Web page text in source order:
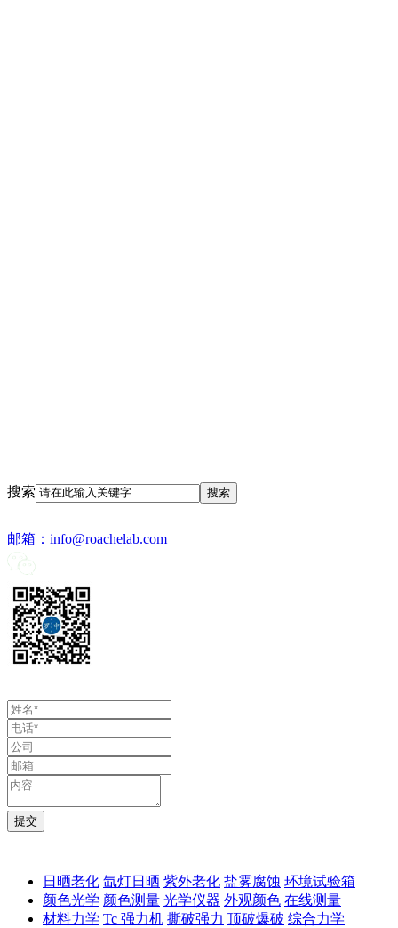
搜索
邮箱： info@roachelab.com‍
日晒老化 氙灯日晒 紫外老化 盐雾腐蚀 环境试验箱
颜色光学 颜色测量 光学仪器 外观颜色 在线测量
材料力学 Tc 强力机 撕破强力 顶破爆破 综合力学